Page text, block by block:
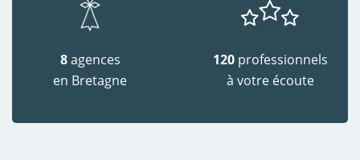
8agences
en Bretagne
120 professionnels
à votre écoute